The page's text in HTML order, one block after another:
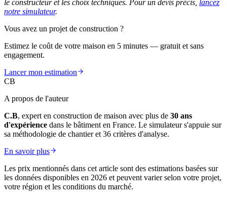
le constructeur et les choix techniques. Pour un devis précis, lancez
notre simulateur.
Vous avez un projet de construction ?
Estimez le coût de votre maison en 5 minutes — gratuit et sans
engagement.
Lancer mon estimation
CB
A propos de l'auteur
C.B, expert en construction de maison avec plus de 30 ans
d'expérience dans le bâtiment en France. Le simulateur s'appuie sur
sa méthodologie de chantier et 36 critères d'analyse.
En savoir plus
Les prix mentionnés dans cet article sont des estimations basées sur
les données disponibles en 2026 et peuvent varier selon votre projet,
votre région et les conditions du marché.